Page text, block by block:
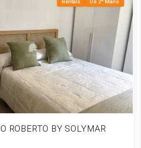
Rentals De 2ª Mano
ROBERTO BY SOLYMAR